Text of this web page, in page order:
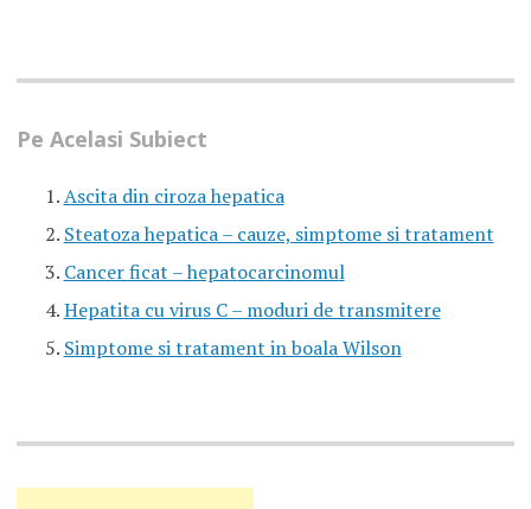
Pe Acelasi Subiect
Ascita din ciroza hepatica
Steatoza hepatica – cauze, simptome si tratament
Cancer ficat – hepatocarcinomul
Hepatita cu virus C – moduri de transmitere
Simptome si tratament in boala Wilson